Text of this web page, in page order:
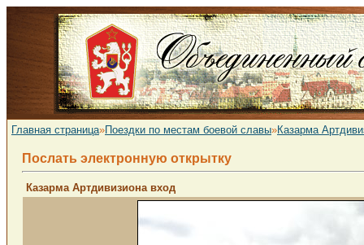
Главная страница»Поездки по местам боевой славы»Казарма
Послать электронную открытку
Казарма Артдивизиона вход